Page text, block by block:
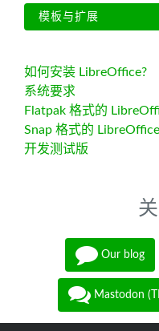
模板与扩展
如何安装 LibreOffice?
系统要求
Flatpak 格式的
Snap 格式的 LibreOffice
开发测试版
Our blog
Mastodon